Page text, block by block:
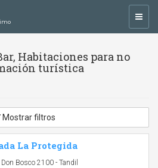
Habitaciones para no
turística
Mostrar filtros
La Protegida
Don Bosco 2100 - Tandil